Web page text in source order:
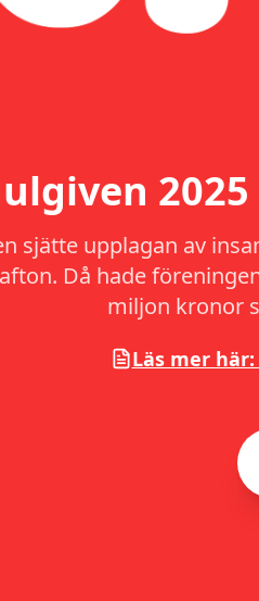
sjätte upplagan av
Då hade
miljon kronor
Läs mer här: